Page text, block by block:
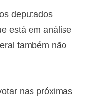
deputados
está em análise
também não
nas próximas